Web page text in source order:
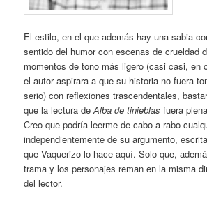
El estilo, en el que además hay una sabia
sentido del humor con escenas de crueldad
momentos de tono más ligero (casi casi, en
el autor aspirara a que su historia no fuera
serio) con reflexiones trascendentales,
que la lectura deAlba de tinieblas fuera
Creo que podría leerme de cabo a rabo
independientemente de su argumento,
que Vaquerizo lo hace aquí. Solo que,
trama y los personajes reman en la misma
del lector.